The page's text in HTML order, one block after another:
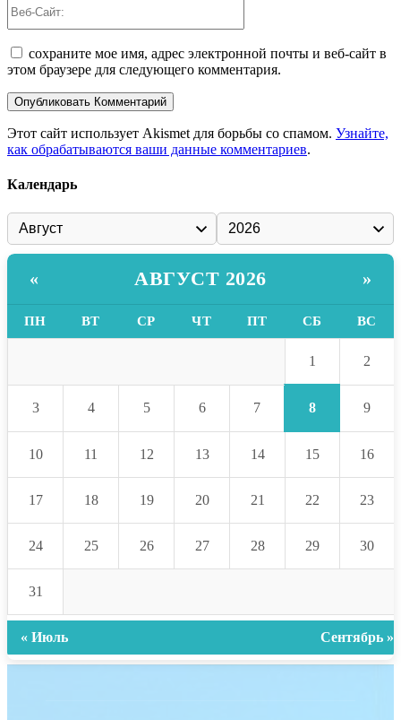
сохраните мое имя, адрес электронной почты и веб-сайт в
этом браузере для следующего комментария.
Этот сайт использует Akismet для борьбы со спамом. Узнайте,
как обрабатываются ваши данные комментариев.
Календарь
« АВГУСТ 2026 »
ПН ВТ СР ЧТ ПТ СБ ВС
1 2
3 4 5 6 7 8 9
10 11 12 13 14 15 16
17 18 19 20 21 22 23
24 25 26 27 28 29 30
31
« Июль Сентябрь »